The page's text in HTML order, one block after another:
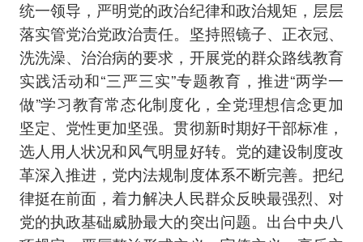
统一领导，严明党的政治纪律和政治规矩，层层
落实管党治党政治责任。坚持照镜子、正衣冠、
洗洗澡、治治病的要求，开展党的群众路线教育
实践活动和“三严三实”专题教育，推进“两学一
做”学习教育常态化制度化，全党理想信念更加
坚定、党性更加坚强。贯彻新时期好干部标准，
选人用人状况和风气明显好转。党的建设制度改
革深入推进，党内法规制度体系不断完善。把纪
律挺在前面，着力解决人民群众反映最强烈、对
党的执政基础威胁最大的突出问题。出台中央八